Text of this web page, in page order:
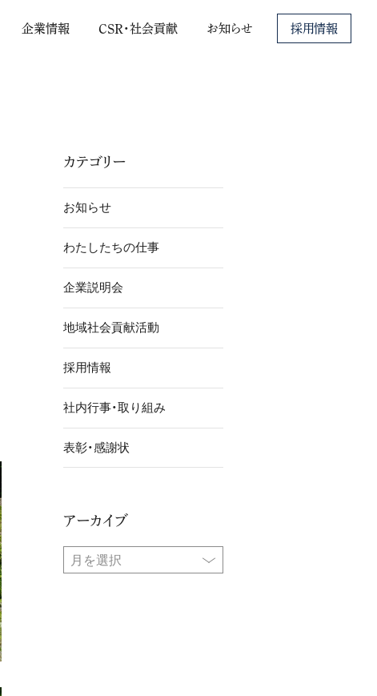
企業情報 CSR ・社会貢献 お知らせ 採用情報
カテゴリー
お知らせ
わたしたちの仕事
企業説明会
地域社会貢献活動
採用情報
社内行事・取り組み
表彰・感謝状
アーカイブ